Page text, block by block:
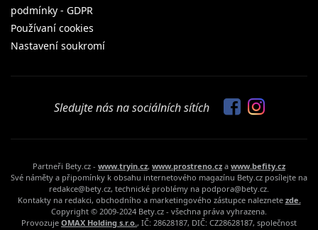
podmínky - GDPR
Používaní cookies
Nastavení soukromí
Sledujte nás na sociálních sítích
Partneři Bety.cz - www.tryin.cz, www.prostreno.cz a www.befity.cz
Své náměty a připomínky k obsahu internetového magazínu Bety.cz posílejte na
redakce@bety.cz, technické problémy na podpora@bety.cz.
Kontakty na redakci, obchodního a marketingového zástupce naleznete zde.
Copyright © 2009-2024 Bety.cz - všechna práva vyhrazena.
Provozuje OMAX Holding s.r.o., IČ: 28628187, DIČ: CZ28628187, společnost